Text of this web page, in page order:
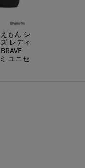
もん シ
レディ
ユニセ